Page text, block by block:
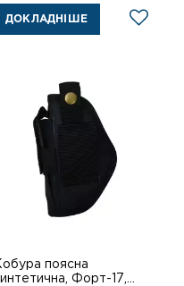
ДОКЛАДНІШЕ
поясна
Форт-17,